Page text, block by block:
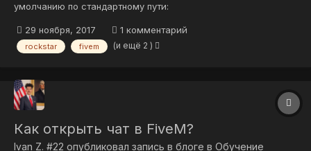
умолчанию по стандартному пути:
29 ноября, 2017
1 комментарий
rockstar fivem (и ещё 2 )
Как открыть чат в FiveM?
Ivan Z. #22 опубликовал запись в блоге в Обучение